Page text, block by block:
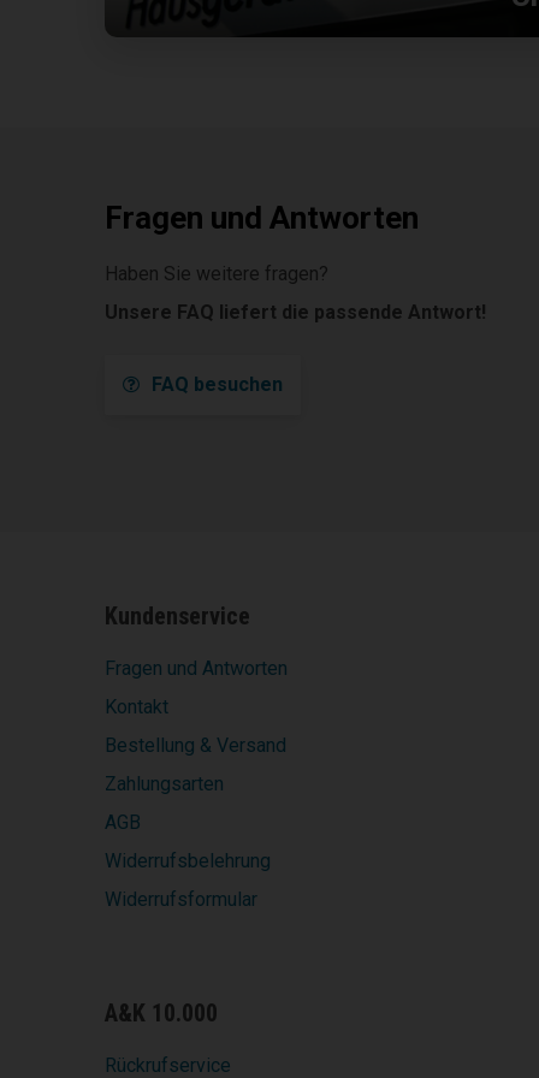
Fragen und Antworten
Haben Sie weitere fragen?
Unsere FAQ liefert die passende Antwort!
FAQ besuchen
Kundenservice
Fragen und Antworten
Kontakt
Bestellung & Versand
Zahlungsarten
AGB
Widerrufsbelehrung
Widerrufsformular
A&K 10.000
Rückrufservice